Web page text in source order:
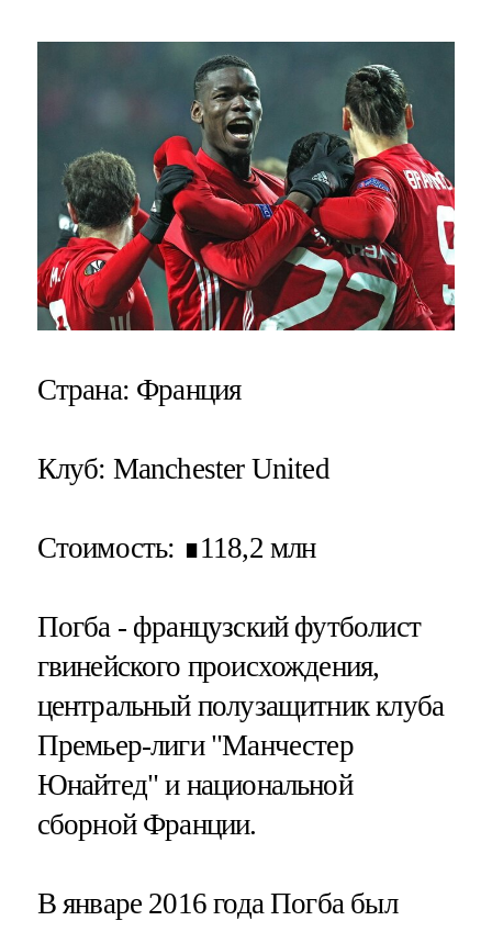
Страна: Франция
Клуб: Manchester United
Стоимость: ∎118,2 млн
Погба - французский футболист
гвинейского происхождения,
центральный полузащитник клуба
Премьер-лиги "Манчестер
Юнайтед" и национальной
сборной Франции.
В январе 2016 года Погба был